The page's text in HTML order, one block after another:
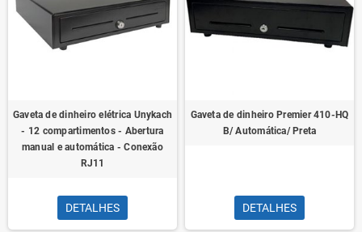
Gaveta de dinheiro elétrica Unykach
- 12 compartimentos - Abertura
manual e automática - Conexão
RJ11
DETALHES
Gaveta de dinheiro Premier 410-HQ
B/ Automática/ Preta
DETALHES